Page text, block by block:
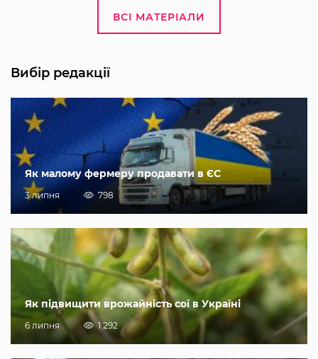
ВСІ МАТЕРІАЛИ
Вибір редакції
Як малому фермеру продавати в ЄС
3 липня 798
Як підвищити врожайність сої в Україні
6 липня 1 292